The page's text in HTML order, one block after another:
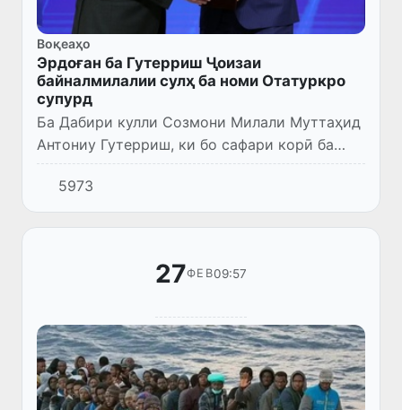
Воқеаҳо
Эрдоған ба Гутерриш Ҷоизаи
байналмилалии сулҳ ба номи Отатуркро
супурд
Ба Дабири кулли Созмони Милали Муттаҳид
Антониу Гутерриш, ки бо сафари корӣ ба
Туркия рафтааст, Ҷоизаи байналмилалии
сулҳ ба номи Отатурк супорида шуд.
5973
27ФЕВ09:57